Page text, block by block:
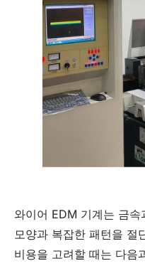
와이어 EDM 기계는 금
모양과 복잡한 패턴을 절
비용을 고려할 때는 다음